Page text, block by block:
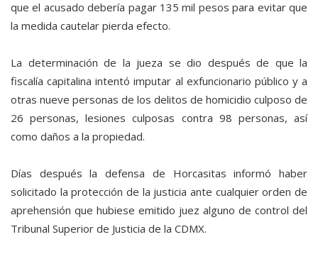
que el acusado debería pagar 135 mil pesos para evitar que
la medida cautelar pierda efecto.
La determinación de la jueza se dio después de que la
fiscalía capitalina intentó imputar al exfuncionario público y a
otras nueve personas de los delitos de homicidio culposo de
26 personas, lesiones culposas contra 98 personas, así
como daños a la propiedad.
Días después la defensa de Horcasitas informó haber
solicitado la protección de la justicia ante cualquier orden de
aprehensión que hubiese emitido juez alguno de control del
Tribunal Superior de Justicia de la CDMX.